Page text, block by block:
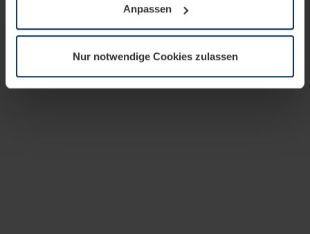
notwendig sind. Für alle anderen Cookie-Typen benötigen
wir Ihre Erlaubnis. Ihre Einwilligung können Sie jederzeit
Datenschutzerklärungunserer Website ändern oder
widerrufen.
Anpassen
Nur notwendige Cookies zulassen